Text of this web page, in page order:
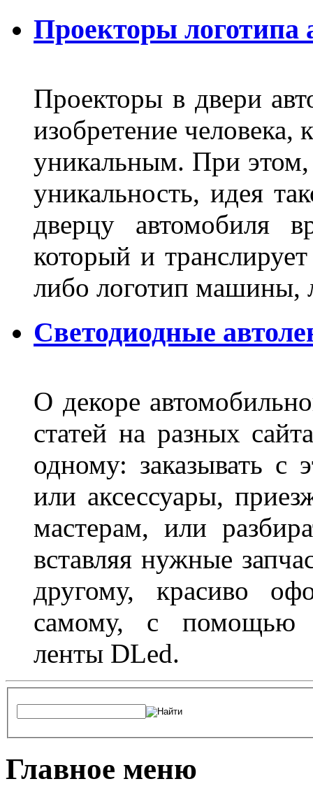
Проекторы логотипа
Проекторы в двери
изобретение человека,
уникальным. При этом,
уникальность, идея
дверцу автомобиля
который и
либо логотип машины,
Светодиодные
О декоре
статей на разных
одному: заказывать с
или аксессуары,
мастерам, или
вставляя нужные
другому, красиво
самому, с помощью
ленты DLed.
Главное меню